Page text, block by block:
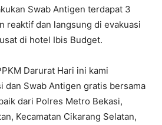
Swab Antigen terdapat 3
reaktif dan langsung di evakuasi
di hotel Ibis Budget.
Darurat Hari ini kami
dan Swab Antigen gratis bersama
dari Polres Metro Bekasi,
Kecamatan Cikarang Selatan,